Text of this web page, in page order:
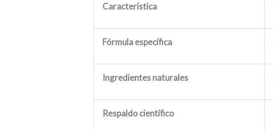
Característica
Fórmula específica
Ingredientes naturales
Respaldo científico